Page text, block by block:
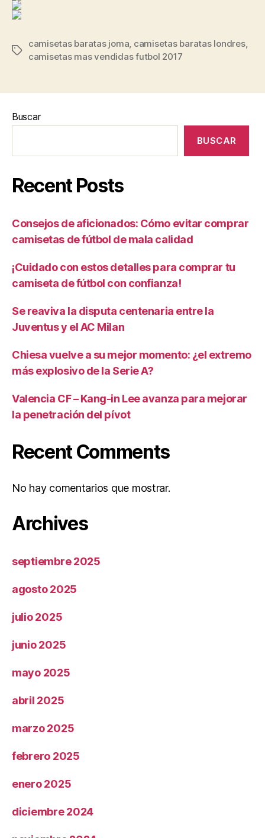
Etiquetas
camisetas baratas joma, camisetas baratas londres,
camisetas mas vendidas futbol 2017
Buscar
BUSCAR
Recent Posts
Consejos de aficionados: Cómo evitar comprar
camisetas de fútbol de mala calidad
¡Cuidado con estos detalles para comprar tu
camiseta de fútbol con confianza!
Se reaviva la disputa centenaria entre la
Juventus y el AC Milan
Chiesa vuelve a su mejor momento: ¿el extremo
más explosivo de la Serie A?
Valencia CF – Kang-in Lee avanza para mejorar
la penetración del pívot
Recent Comments
No hay comentarios que mostrar.
Archives
septiembre 2025
agosto 2025
julio 2025
junio 2025
mayo 2025
abril 2025
marzo 2025
febrero 2025
enero 2025
diciembre 2024